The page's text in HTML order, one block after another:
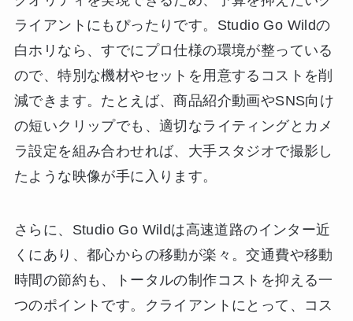
ライアントにもぴったりです。Studio Go Wildの
白ホリなら、すでにプロ仕様の環境が整っている
ので、特別な機材やセットを用意するコストを削
減できます。たとえば、商品紹介動画やSNS向け
の短いクリップでも、適切なライティングとカメ
ラ設定を組み合わせれば、大手スタジオで撮影し
たような映像が手に入ります。
さらに、Studio Go Wildは高速道路のインター近
くにあり、都心からの移動が楽々。交通費や移動
時間の節約も、トータルの制作コストを抑える一
つのポイントです。クライアントにとって、コス